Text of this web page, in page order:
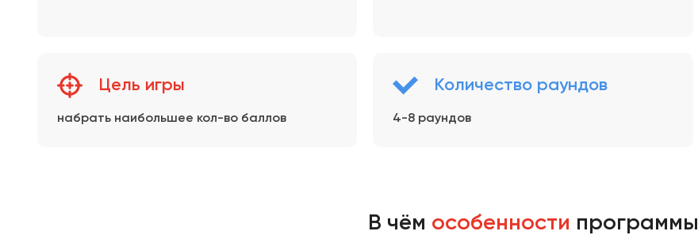
Цель игры
набрать наибольшее кол-во баллов
Количество раундов
4-8 раундов
В чём особенности программы